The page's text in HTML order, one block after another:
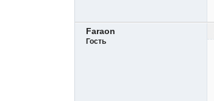
Faraon
Гость